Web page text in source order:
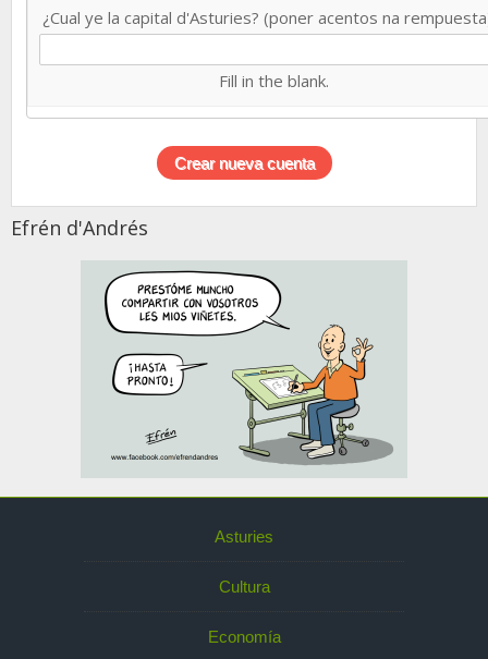
¿Cual ye la capital d'Asturies? (poner acentos na
Fill in the blank.
Efrén d'Andrés
Asturies
Cultura
Economía